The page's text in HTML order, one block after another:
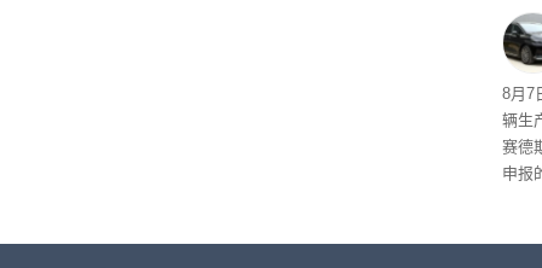
8月7
辆生
赛德
申报